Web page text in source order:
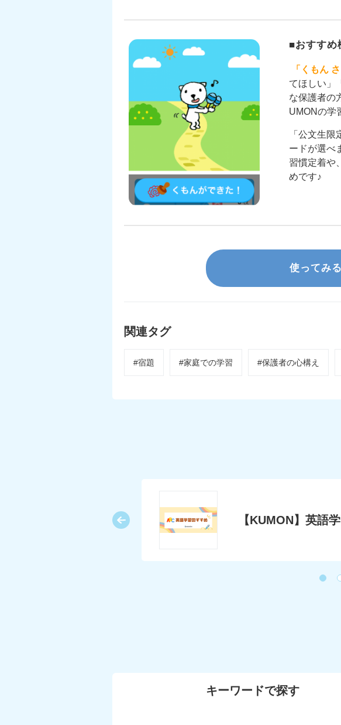
■おすすめ
「くもん
てほしい」
な保護者の
UMONの学
「公文生
ードが選べ
習慣定着や
めです♪
使ってみる
関連タグ
#宿題 #家庭での学習 #保護者の心構え
【KUMON】英語
キーワードで探す